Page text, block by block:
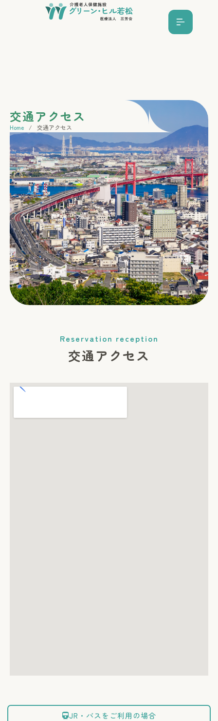
交通アクセス
Home / 交通アクセス
Reservation reception
交通アクセス
JR・バスをご利用の場合